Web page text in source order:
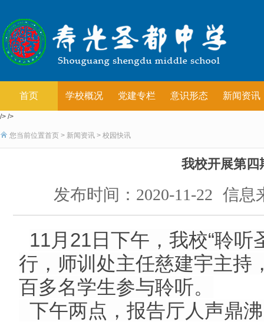
首页 学校概况 党建专栏 意识形态 新闻资讯
/> />
您当前位置首页 > 新闻资讯 > 校园快讯
我校开展第四
发布时间：2020-11-22 信息
11月21日下午，我校“聆
行，师训处主任慈建宇主持
百多名学生参与聆听。
下午两点，报告厅人声鼎